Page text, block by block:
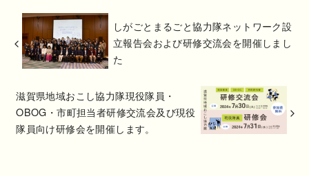
しがごとまるごと協力隊ネットワーク設
立報告会および研修交流会を開催しまし
た
滋賀県地域おこし協力隊現役隊員・
OBOG・市町担当者研修交流会及び現役
隊員向け研修会を開催します。